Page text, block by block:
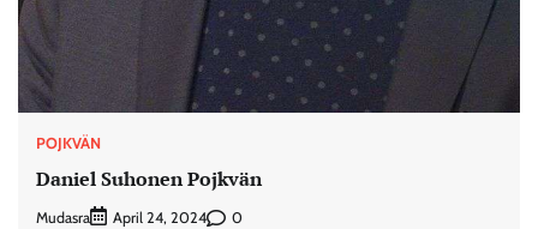
POJKVÄN
Daniel Suhonen Pojkvän
Mudasra April 24, 2024 0